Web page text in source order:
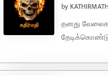
by
தனது
பார்த்தவர்.,